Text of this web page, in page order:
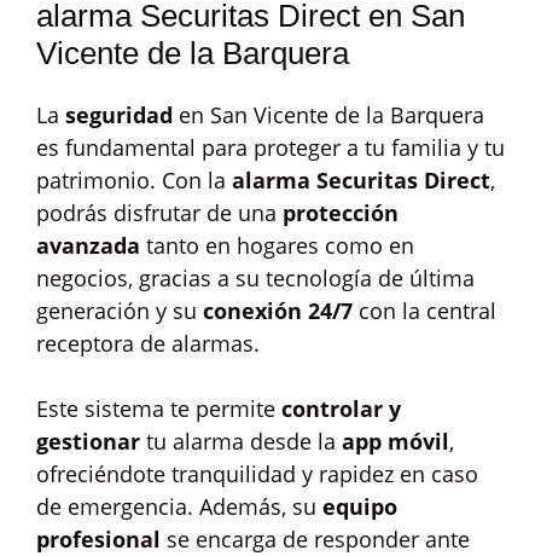
alarma Securitas Direct en San
Vicente de la Barquera
La seguridad en San Vicente de la Barquera
es fundamental para proteger a tu familia y tu
patrimonio. Con la alarma Securitas Direct,
podrás disfrutar de una protección
avanzada tanto en hogares como en
negocios, gracias a su tecnología de última
generación y su conexión 24/7 con la central
receptora de alarmas.
Este sistema te permite controlar y
gestionar tu alarma desde la app móvil,
ofreciéndote tranquilidad y rapidez en caso
de emergencia. Además, su equipo
profesional se encarga de responder ante